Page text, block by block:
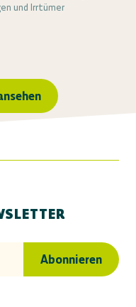
und Irrtümer
Abonnieren